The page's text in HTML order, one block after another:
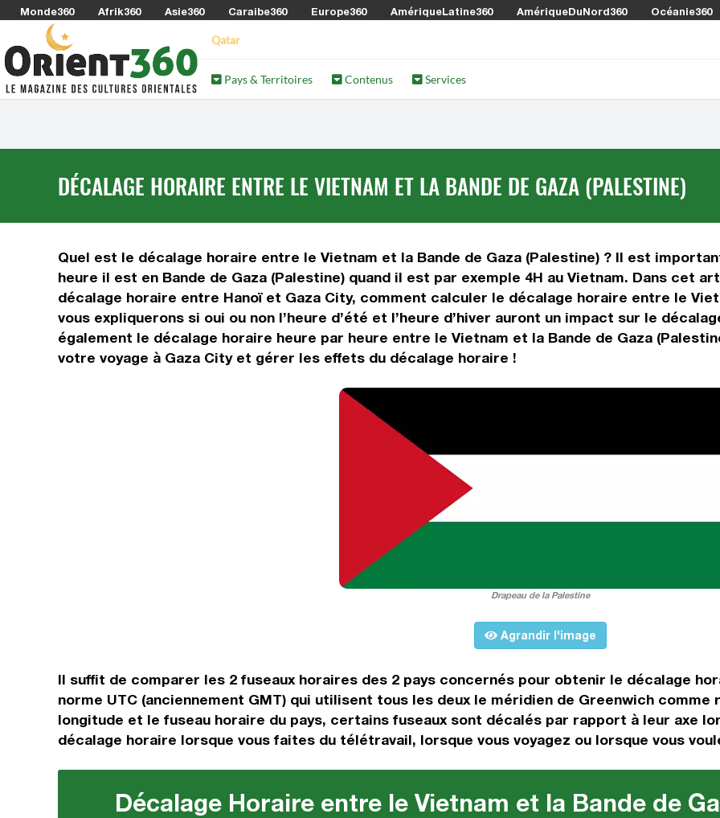
Monde360 Afrik360 Asie360 Caraibe360 Europe360 AmériqueLatine360 AmériqueDuNord360 Océanie360
Qatar
Pays & Territoires Contenus Services
DÉCALAGE HORAIRE ENTRE LE VIETNAM ET LA BANDE DE GAZA (PALESTINE)
Quel est le décalage horaire entre le Vietnam et la Bande de Gaza (Palestine) ? Il est
heure il est en Bande de Gaza (Palestine) quand il est par exemple 4H au Vietnam. Dans cet
décalage horaire entre Hanoï et Gaza City, comment calculer le décalage horaire entre le
vous expliquerons si oui ou non l’heure d’été et l’heure d’hiver auront un impact sur le
également le décalage horaire heure par heure entre le Vietnam et la Bande de Gaza
votre voyage à Gaza City et gérer les effets du décalage horaire !
Drapeau de la Palestine
Agrandir l'image
Il suffit de comparer les 2 fuseaux horaires des 2 pays concernés pour obtenir le décalage
norme UTC (anciennement GMT) qui utilisent tous les deux le méridien de Greenwich comme
longitude et le fuseau horaire du pays, certains fuseaux sont décalés par rapport à leur axe
décalage horaire lorsque vous faites du télétravail, lorsque vous voyagez ou lorsque vous
Décalage Horaire entre le Vietnam et la Bande de